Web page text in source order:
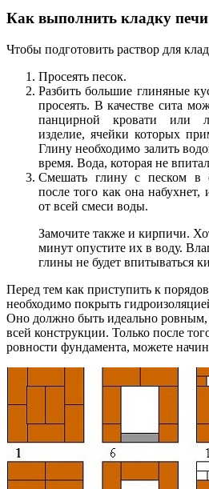
Как выполнить кладку
Чтобы подготовить раствор для
Просеять песок.
Разбить большие глиняные
просеять. В качестве сита
панцирной кровати или
изделие, ячейки которых
Глину необходимо залить
время. Вода, которая не
Смешать глину с песком в
после того как она
от всей смеси воды.
Замочите также и кирпичи.
минут опустите их в воду.
глины не будет впитываться
Перед тем как приступить к
необходимо покрыть
Оно должно быть идеально ровным,
всей конструкции. Только после
ровности фундамента, можете